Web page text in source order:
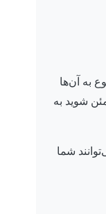
به آن‌ها
شوید به
شما